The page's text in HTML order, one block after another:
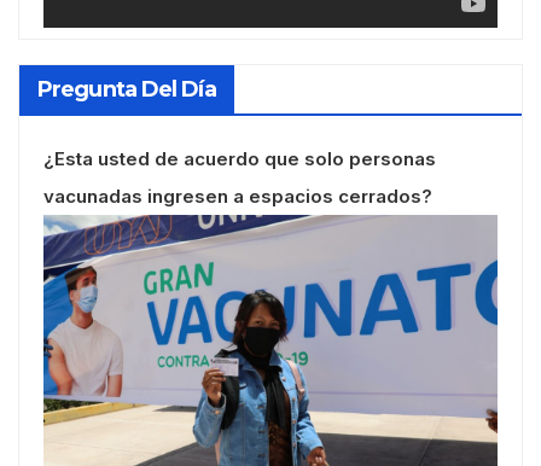
Pregunta Del Día
¿Esta usted de acuerdo que solo personas
vacunadas ingresen a espacios cerrados?